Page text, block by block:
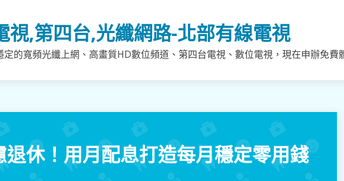
視,第四台,光纖網路-北部有線電視
定的寬頻光纖上網、高畫質HD數位頻道、第四台電視、數位電視，現在申辦免
退休！用月配息打造每月穩定零用錢